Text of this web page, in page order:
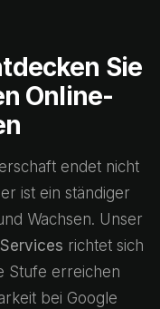
Sie
Online-
endet nicht
ist ein ständiger
Wachsen. Unser
richtet sich
Stufe erreichen
bei Google